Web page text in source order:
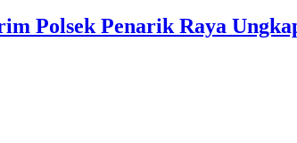
Polsek Penarik Raya